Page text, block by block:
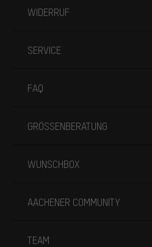
WIDERRUF
SERVICE
FAQ
GRÖSSENBERATUNG
WUNSCHBOX
AACHENER COMMUNITY
TEAM